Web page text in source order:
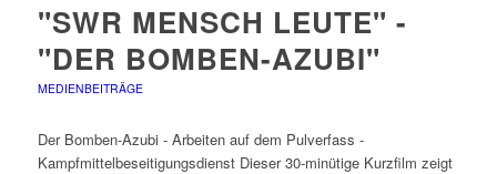
"SWR MENSCH LEUTE" -
"DER BOMBEN-AZUBI"
MEDIENBEITRÄGE
Der Bomben-Azubi - Arbeiten auf dem Pulverfass -
Kampfmittelbeseitigungsdienst Dieser 30-minütige Kurzfilm zeigt